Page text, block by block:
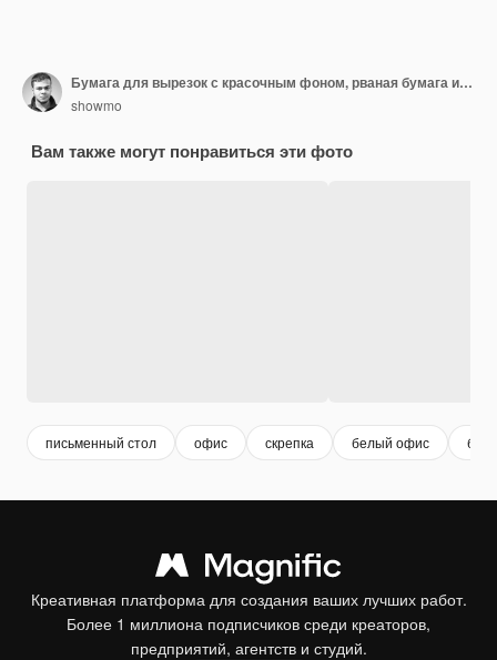
Бумага для вырезок с красочным фоном, рваная бумага и крафт-бумага
showmo
Вам также могут понравиться эти фото
письменный стол офис скрепка белый офис
Креативная платформа для создания ваших лучших работ.
Более 1 миллиона подписчиков среди креаторов,
предприятий, агентств и студий.